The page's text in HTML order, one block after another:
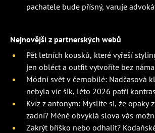
pachatele bude přísný, varuje
Nejnovější z partnerských webů
Pět letních kousků, které vyřeší
jen obléct a outfit vytvoříte bez
Módní svět v černobílé: Nadčasová
nebyla víc šik, léto 2026 patří
Kvíz z antonym: Myslíte si, že opaky
zadní? Méně obvyklá slova vás
Zakrýt bříško nebo odhalit?